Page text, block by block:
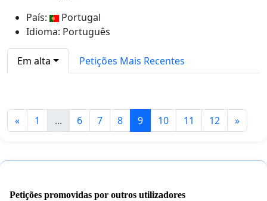
País:
Portugal
Idioma: Português
Em alta Petições Mais Recentes
« 1 ... 6 7 8 9 10 11 12 »
Petições promovidas por outros utilizadores